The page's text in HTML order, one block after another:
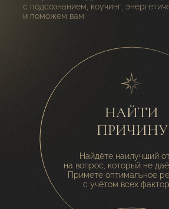
Найдёте наилучший
на вопрос, который не
Примете оптимальное
с учётом всех
НАЙТИ
ПРИЧИНУ
с подсознанием, коучинг,
и поможем вам: